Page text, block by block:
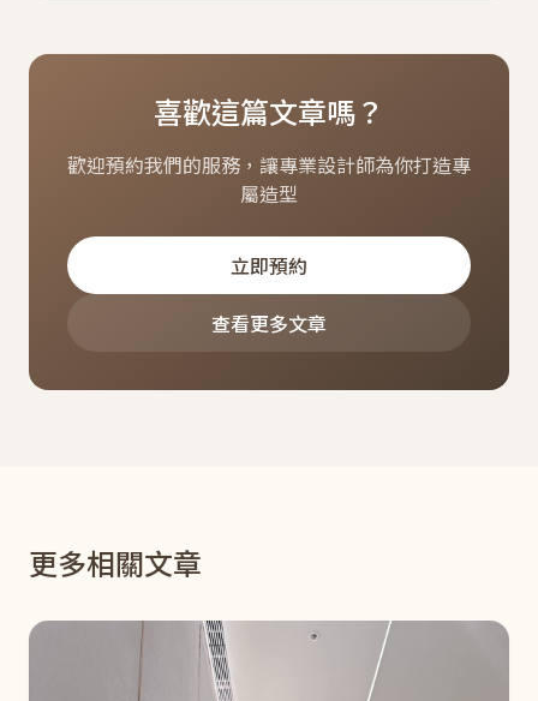
喜歡這篇文章嗎？
歡迎預約我們的服務，讓專業設計師為你打造專
屬造型
立即預約
查看更多文章
更多相關文章